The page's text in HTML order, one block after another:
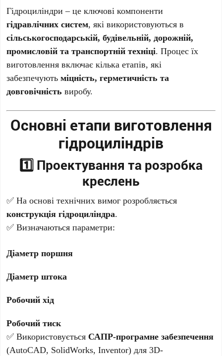
Гідроциліндри – це ключові компоненти
гідравлічних систем, які використовуються в
сільськогосподарській, будівельній, дорожній,
промисловій та транспортній техніці. Процес їх
виготовлення включає кілька етапів, які
забезпечуютьміцність, герметичність та
довговічність виробу.
Основні етапи виготовлення
гідроциліндрів
1️⃣ Проектування та розробка
креслень
✅ На основі технічних вимог розробляється
конструкція гідроциліндра.
✅ Визначаються параметри:
Діаметр поршня
Діаметр штока
Робочий хід
Робочий тиск
✅ Використовується САПР-програмне забезпечення
(AutoCAD, SolidWorks, Inventor) для 3D-